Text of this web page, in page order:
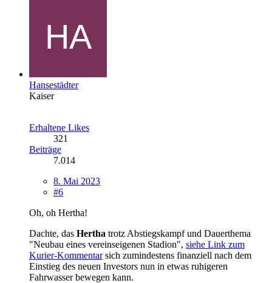
Hansestädter
Kaiser
Erhaltene Likes
321
Beiträge
7.014
8. Mai 2023
#6
Oh, oh Hertha!
Dachte, das Hertha trotz Abstiegskampf und Dauerthema
"Neubau eines vereinseigenen Stadion", siehe Link zum
Kurier-Kommentarsich zumindestens finanziell nach dem
Einstieg des neuen Investors nun in etwas ruhigeren
Fahrwasser bewegen kann.